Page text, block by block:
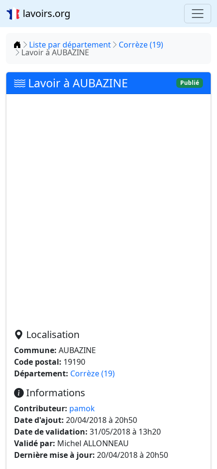
lavoirs.org
Accueil
Liste par département Corrèze (19)
Lavoir à AUBAZINE
Lavoir à AUBAZINE Publié
Localisation
Commune: AUBAZINE
Code postal: 19190
Département: Corrèze (19)
Informations
Contributeur: pamok
Date d'ajout: 20/04/2018 à 20h50
Date de validation: 31/05/2018 à 13h20
Validé par: Michel ALLONNEAU
Dernière mise à jour: 20/04/2018 à 20h50